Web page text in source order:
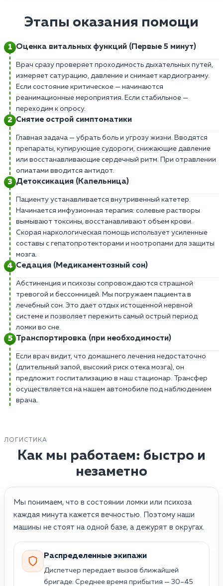
Этапы оказания помощи
Оценка витальных функций (Первые 5 минут)
Врач сразу проверяет проходимость дыхательных путей,
измеряет сатурацию, давление и снимает кардиограмму.
Если состояние критическое — начинаются
реанимационные мероприятия. Если стабильное —
переходим к опросу.
Снятие острой симптоматики
Главная задача — убрать боль и угрозу жизни. Вводятся
препараты, купирующие судороги, снижающие давление
или восстанавливающие сердечный ритм. При отравлении
опиатами вводится антидот.
Детоксикация (Капельница)
Пациенту устанавливается внутривенный катетер.
Начинается инфузионная терапия: солевые растворы
вымывают токсины, восстанавливают объем крови.
Скорая наркологическая помощь использует усиленные
составы с гепатопротекторами и ноотропами для защиты
мозга.
Седация (Медикаментозный сон)
Абстиненция и психозы сопровождаются страшной
тревогой и бессонницей. Мы погружаем пациента в
лечебный сон. Это дает отдых истощенной нервной
системе и позволяет пережить самый острый период
ломки во сне.
Транспортировка (при необходимости)
Если врач видит, что домашнего лечения недостаточно
(длительный запой, высокий риск отека мозга), он
предложит госпитализацию в наш стационар. Трансфер
осуществляется на нашем автомобиле под наблюдением
врача.
ЛОГИСТИКА
Как мы работаем: быстро и
незаметно
Мы понимаем, что в состоянии ломки или психоза
каждая минута кажется вечностью. Поэтому наши
машины не стоят на одной базе, а дежурят в округах.
Распределенные экипажи
Диспетчер передает вызов ближайшей
бригаде. Среднее время прибытия — 30–45